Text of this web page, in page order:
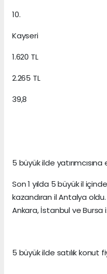
10.
Kayseri
1.620 TL
2.265 TL
39,8
5 büyük ilde
Son 1 yılda 5 büyük il
kazandıran il Antalya oldu.
Ankara, İstanbul ve Bursa
5 büyük ilde satılık konut